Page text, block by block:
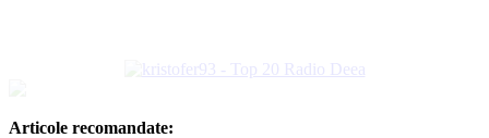
Articole recomandate: